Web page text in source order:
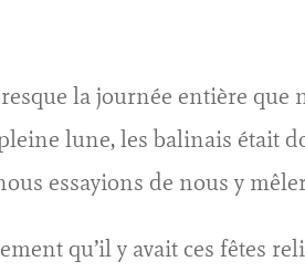
la journée entière
lune, les balinais était
essayions de nous y
qu’il y avait ces fêtes